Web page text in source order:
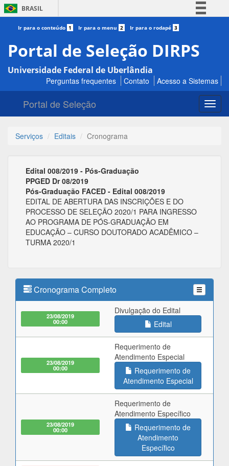
BRASIL
Simplifique!
Participe
Acesso à informação
Legislação
Ir para o conteúdo 1 Ir para o menu 2 Ir para o rodapé 3
Portal de Seleção DIRPS
Universidade Federal de Uberlândia
Perguntas frequentes Contato Acesso a Sistemas
Portal de Seleção
Serviços Editais Cronograma
Edital 008/2019 - Pós-Graduação
PPGED Dr 08/2019
Pós-Graduação FACED - Edital 008/2019
EDITAL DE ABERTURA DAS INSCRIÇÕES E DO
PROCESSO DE SELEÇÃO 2020/1 PARA INGRESSO
AO PROGRAMA DE PÓS-GRADUAÇÃO EM
EDUCAÇÃO – CURSO DOUTORADO ACADÊMICO –
TURMA 2020/1
Cronograma Completo
23/08/2019
00:00
Divulgação do Edital
Edital
23/08/2019
00:00
Requerimento de
Atendimento Especial
Requerimento de
Atendimento Especial
23/08/2019
00:00
Requerimento de
Atendimento Específico
Requerimento de
Atendimento
Específico